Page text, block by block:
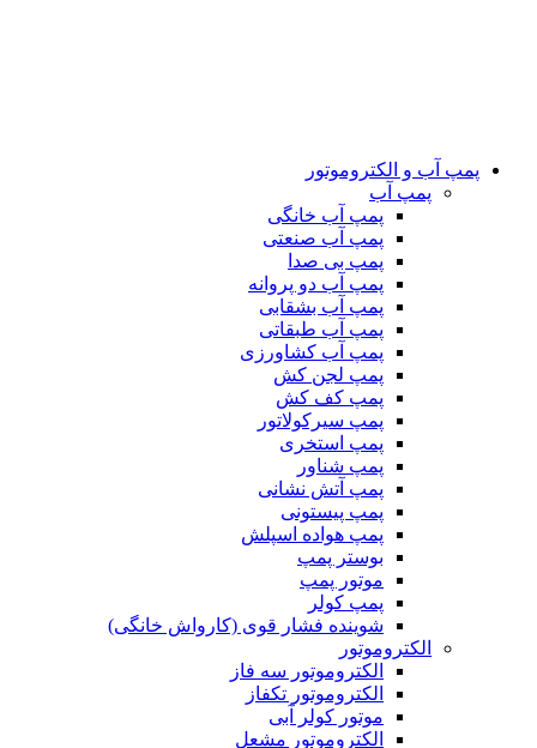
پمپ آب و الکتروموتور
پمپ آب
پمپ آب خانگی
پمپ آب صنعتی
پمپ بی صدا
پمپ آب دو پروانه
پمپ آب بشقابی
پمپ آب طبقاتی
پمپ آب کشاورزی
پمپ لجن کش
پمپ کف کش
پمپ سیرکولاتور
پمپ استخری
پمپ شناور
پمپ آتش نشانی
پمپ پیستونی
پمپ هواده اسپلش
بوستر پمپ
موتور پمپ
پمپ کولر
شوینده فشار قوی (کارواش خانگی)
الکتروموتور
الکتروموتور سه فاز
الکتروموتور تکفاز
موتور کولر آبی
الکتروموتور مشعل